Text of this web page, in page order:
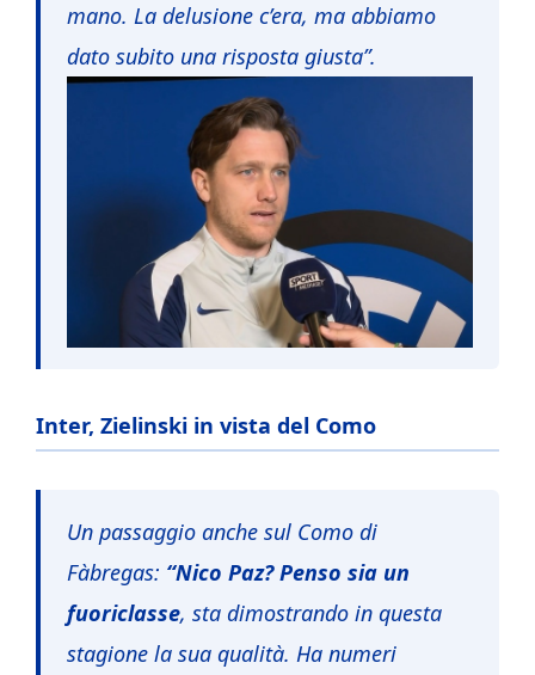
mano. La delusione c’era, ma abbiamo
dato subito una risposta giusta”.
Inter, Zielinski in vista del Como
Un passaggio anche sul Como di
Fàbregas: “Nico Paz? Penso sia un
fuoriclasse, sta dimostrando in questa
stagione la sua qualità. Ha numeri